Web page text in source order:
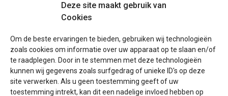
Deze site maakt gebruik van
Cookies
Om de beste ervaringen te bieden, gebruiken wij technologieën
zoals cookies om informatie over uw apparaat op te slaan en/of
te raadplegen. Door in te stemmen met deze technologieën
kunnen wij gegevens zoals surfgedrag of unieke ID's op deze
site verwerken. Als u geen toestemming geeft of uw
toestemming intrekt, kan dit een nadelige invloed hebben op
Blog
Voor eigenaren
Een advertentie plaatsen